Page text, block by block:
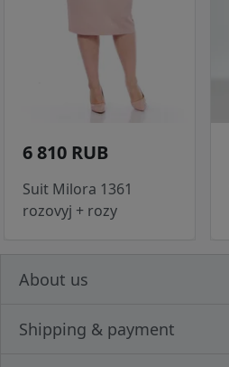
6 810 RUB
Suit Milora 1361
rozovyj + rozy
About us
Shipping & payment